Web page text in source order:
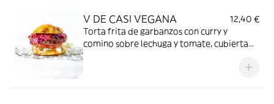
V DE CASI VEGANA
12,40 €
Torta frita de garbanzos con curry y
comino sobre lechuga y tomate, cubierta